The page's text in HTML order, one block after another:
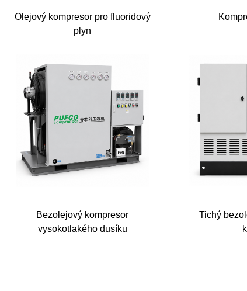
Olejový kompresor pro fluoridový
plyn
Bezolejový kompresor
vysokotlakého dusíku
Tichý